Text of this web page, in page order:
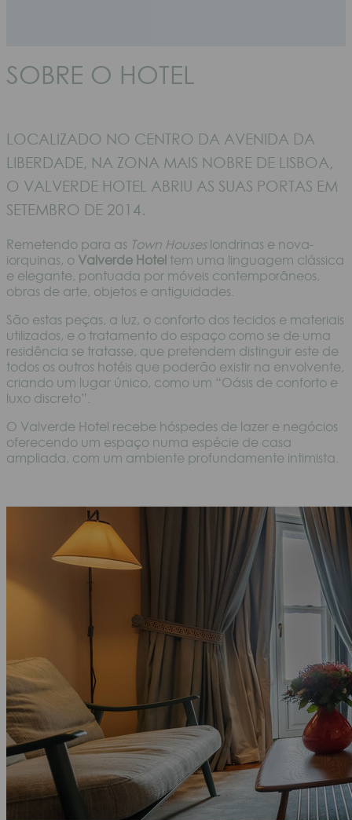
SOBRE O HOTEL
LOCALIZADO NO CENTRO DA AVENIDA DA
LIBERDADE, NA ZONA MAIS NOBRE DE LISBOA,
O VALVERDE HOTEL ABRIU AS SUAS PORTAS EM
SETEMBRO DE 2014.
Remetendo para as Town Houseslondrinas e nova-
iorquinas, o Valverde Hotel tem uma linguagem clássica
e elegante, pontuada por móveis contemporâneos,
obras de arte, objetos e antiguidades.
São estas peças, a luz, o conforto dos tecidos e materiais
utilizados, e o tratamento do espaço como se de uma
residência se tratasse, que pretendem distinguir este de
todos os outros hotéis que poderão existir na envolvente,
criando um lugar único, como um “Oásis de conforto e
luxo discreto”.
O Valverde Hotel recebe hóspedes de lazer e negócios
oferecendo um espaço numa espécie de casa
ampliada, com um ambiente profundamente intimista.